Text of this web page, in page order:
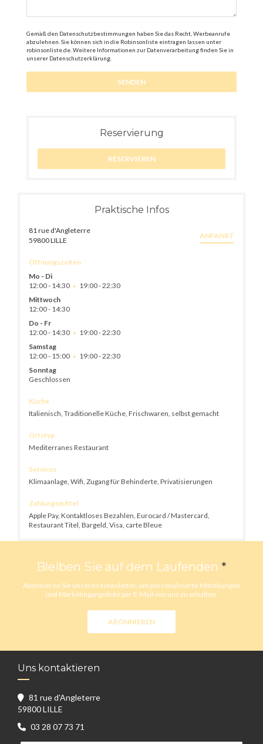
Gemäß den Datenschutzbestimmungen haben Sie das Recht, Werbeanrufe
abzulehnen. Sie können sich in die Robinsonliste eintragen lassen unter
robinsonliste.de . Weitere Informationen zur Datenverarbeitung finden Sie in
unserer Datenschutzerklärung
Reservierung
RESERVIEREN
Praktische Infos
81 rue d'Angleterre
59800 LILLE
ANFAHRT
Öffnungszeiten
Mo - Di
12:00 - 14:30 • 19:00 - 22:30
Mittwoch
12:00 - 14:30
Do - Fr
12:00 - 14:30 • 19:00 - 22:30
Samstag
12:00 - 15:00 • 19:00 - 22:30
Sonntag
Geschlossen
Küche
Italienisch, Traditionelle Küche, Frischwaren, selbst gemacht
Ortstyp
Mediterranes Restaurant
Services
Klimaanlage, Wifi, Zugang für Behinderte, Privatisierungen
Zahlungsmittel
Apple Pay, Kontaktloses Bezahlen, Eurocard / Mastercard,
Restaurant Titel, Bargeld, Visa, carte Bleue
Bleiben Sie auf dem Laufenden *
Abonnieren Sie unseren Newsletter, um personalisierte Mitteilungen
und Marketingangebote per E-Mail von uns zu erhalten.
ABONNIEREN
Uns kontaktieren
81 rue d'Angleterre
59800 LILLE
03 28 07 73 71